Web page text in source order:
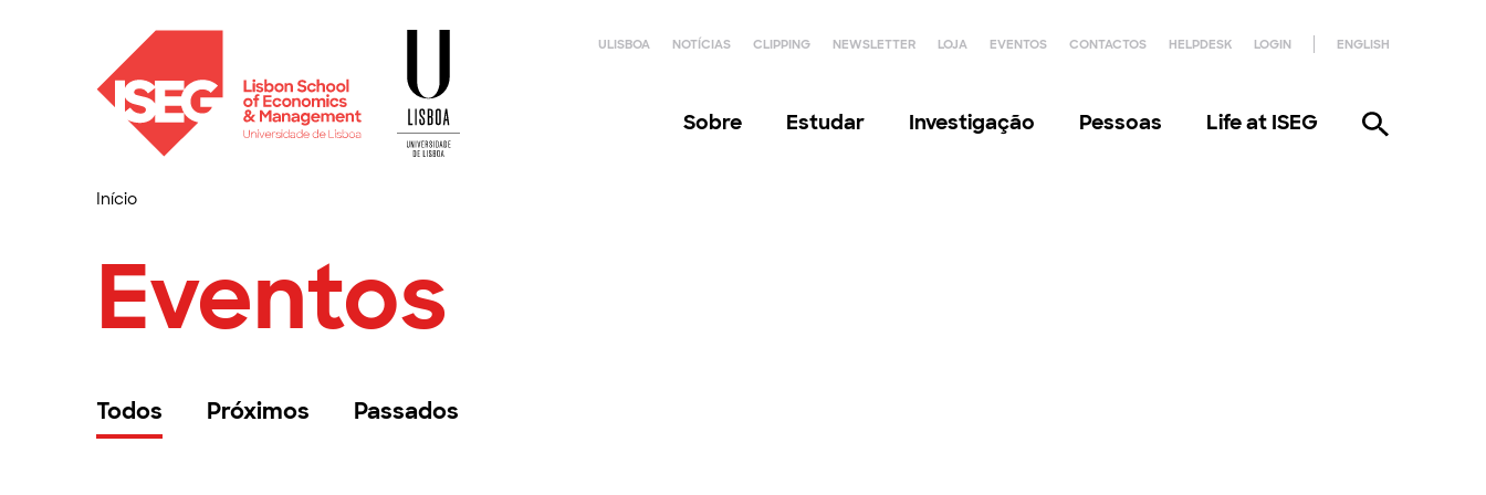
ULISBOA NOTÍCIAS CLIPPING NEWSLETTER LOJA EVENTOS CONTACTOS HELPDESK LOGIN ENGLISH
Sobre Estudar Investigação Pessoas Life at ISEG
Início
Eventos
Todos Próximos Passados